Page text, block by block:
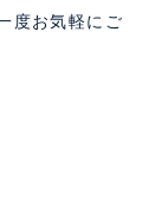
度お気軽にご